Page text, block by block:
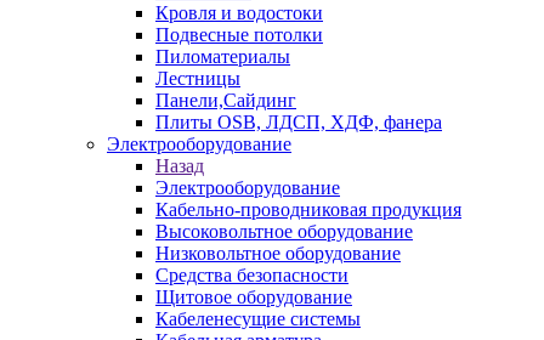
Кровля и водостоки
Подвесные потолки
Пиломатериалы
Лестницы
Панели,Сайдинг
Плиты OSB, ЛДСП, ХДФ, фанера
Электрооборудование
Назад
Электрооборудование
Кабельно-проводниковая продукция
Высоковольтное оборудование
Низковольтное оборудование
Средства безопасности
Щитовое оборудование
Кабеленесущие системы